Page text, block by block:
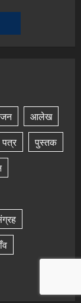
आलेख
पत्र
पुस्तक